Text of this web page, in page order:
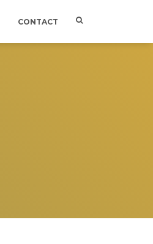
CONTACT